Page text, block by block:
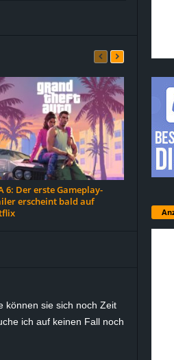
6: Der erste Gameplay-
erscheint bald auf
können sie sich noch Zeit
ich auf keinen Fall noch